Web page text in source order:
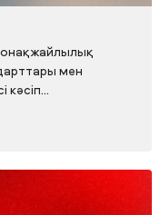
мен
кәсіп...